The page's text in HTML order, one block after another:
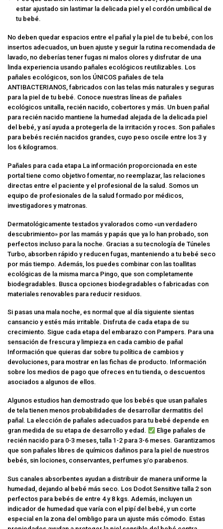
estar ajustado sin lastimar la delicada piel y el cordón umbilical de
tu bebé.
No deben quedar espacios entre el pañal y la piel de tu bebé, con los
insertos adecuados, un buen ajuste y seguir la rutina recomendada de
lavado, no deberías tener fugas ni malos olores y disfrutar de una
linda experiencia usando pañales ecológicos reutilizables. Los
pañales ecológicos, son los ÚNICOS pañales de tela
ANTIBACTERIANOS, fabricados con las telas más naturales y seguras
para la piel de tu bebé. Conoce nuestras líneas de pañales
ecológicos unitalla, recién nacido, cobertores y más. Un buen pañal
para recién nacido mantiene la humedad alejada de la delicada piel
del bebé, y así ayuda a protegerla de la irritación y roces. Son pañales
para bebés recién nacidos grandes, cuyo peso oscile entre los 3 y
los 6 kilogramos.
Pañales para cada etapa La información proporcionada en este
portal tiene como objetivo fomentar, no reemplazar, las relaciones
directas entre el paciente y el profesional de la salud. Somos un
equipo de profesionales de la salud formado por médicos,
investigadores y matronas.
Dermatológicamente testados y valorados como «un verdadero
descubrimiento» por las mamás y papás que ya lo han probado, son
perfectos incluso para la noche. Gracias a su tecnología de Túneles
Turbo, absorben rápido y reducen fugas, manteniendo a tu bebé seco
por más tiempo. Además, los puedes combinar con las toallitas
ecológicas de la misma marca Pingo, que son completamente
biodegradables. Busca opciones biodegradables o fabricadas con
materiales renovables para reducir residuos.
Si pasas una mala noche, es normal que al día siguiente sientas
cansancio y estés más irritable. Disfruta de cada etapa de su
crecimiento. Sigue cada etapa del embarazo con Pampers. Para una
sensación de frescura y limpieza en cada cambio de pañal
Información que quieras dar sobre tu política de cambios y
devoluciones, para mostrar en las fichas de producto. Información
sobre los medios de pago que ofreces en tu tienda, o descuentos
asociados a algunos de ellos.
Algunos estudios han demostrado que los bebés que usan pañales
de tela tienen menos probabilidades de desarrollar dermatitis del
pañal. La elección de pañales adecuados para tu bebé depende en
gran medida de su etapa de desarrollo y edad.
Elige pañales de
recién nacido para 0-3 meses, talla 1-2 para 3-6 meses. Garantizamos
que son pañales libres de químicos dañinos para la piel de nuestros
bebés, sin lociones, conservantes, perfumes y/o parabenos.
Sus canales absorbentes ayudan a distribuir de manera uniforme la
humedad, dejando al bebé más seco. Los Dodot Sensitive talla 2 son
perfectos para bebés de entre 4 y 8 kgs. Además, incluyen un
indicador de humedad que varía con el pipí del bebé, y un corte
especial en la zona del ombligo para un ajuste más cómodo. Estas